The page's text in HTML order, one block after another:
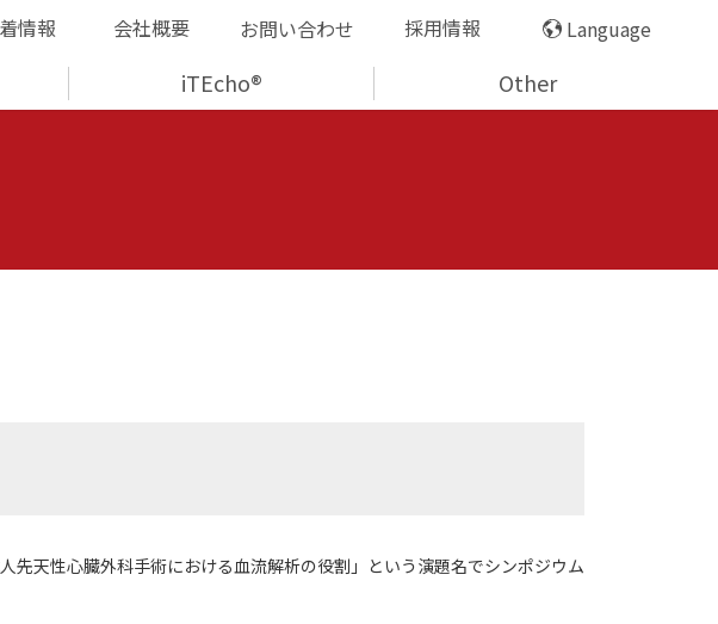
情報 会社概要 お問い合わせ 採用情報 Language
iTEcho® Other
天性心臓外科手術における血流解析の役割」という演題名でシンポジウム